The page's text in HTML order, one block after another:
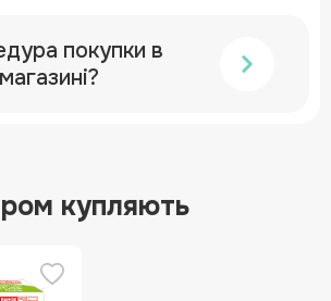
покупки в
купляють